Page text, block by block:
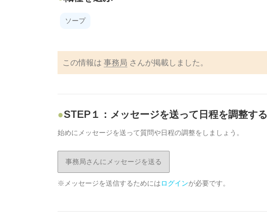
ソープ
この情報は 事務局 さんが掲載しました。
STEP１：メッセージを送って日程を調整する
始めにメッセージを送って質問や日程の調整をしましょう。
事務局さんにメッセージを送る
※メッセージを送信するためにはログインが必要です。